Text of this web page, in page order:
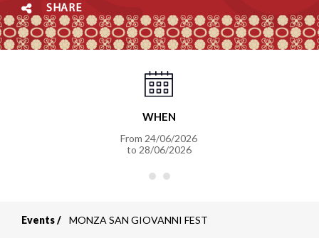
SHARE
WHEN
From 24/06/2026
to 28/06/2026
Events MONZA SAN GIOVANNI FEST